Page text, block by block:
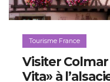
Tourisme France
Visiter
Vita» à